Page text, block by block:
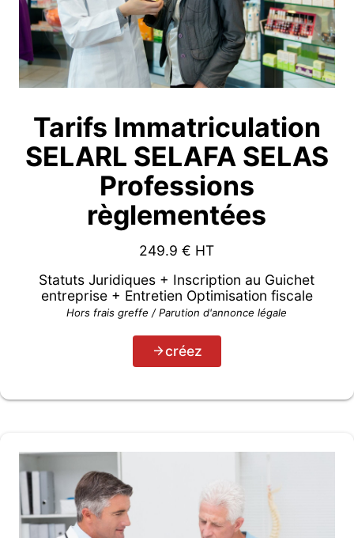
Tarifs Immatriculation
SELARL SELAFA SELAS
Professions
règlementées
249.9 € HT
Statuts Juridiques + Inscription au Guichet
entreprise + Entretien Optimisation fiscale
Hors frais greffe / Parution d'annonce légale
créez